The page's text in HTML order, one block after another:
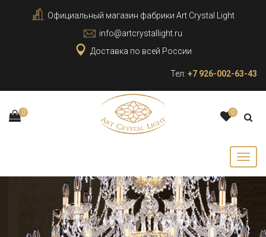
Официальный магазин фабрики Art Crystal Light
info@artcrystallight.ru
Доставка по всей России
Тел: +7 926-002-63-43
0 0